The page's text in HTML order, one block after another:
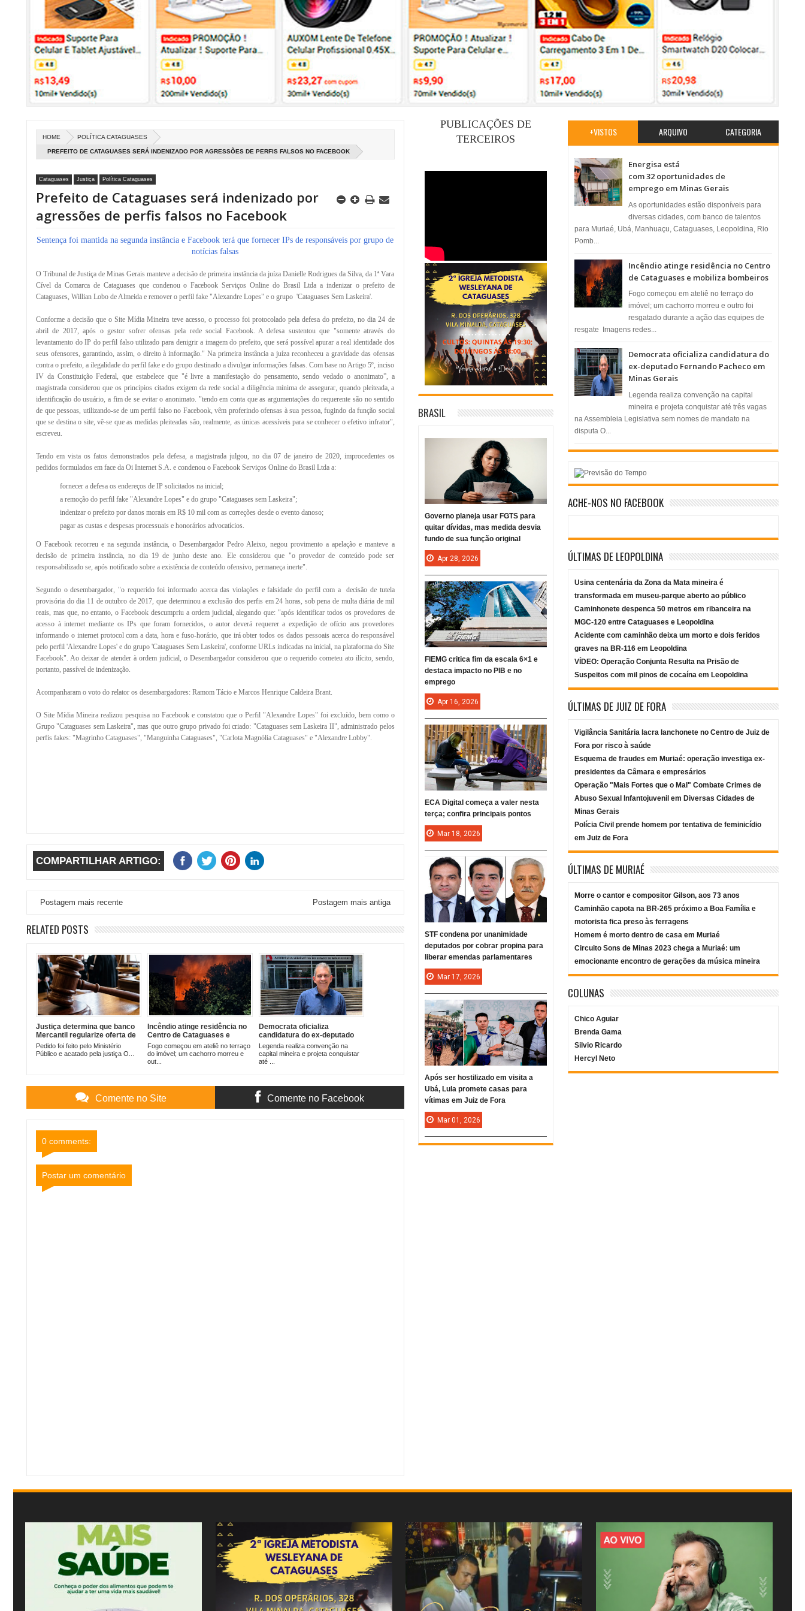
HOME POLÍTICA CATAGUASES
PREFEITO DE CATAGUASES SERÁ INDENIZADO POR AGRESSÕES DE PERFIS FALSOS NO FACEBOOK
Cataguases Justiça Política Cataguases
Prefeito de Cataguases será indenizado por
agressões de perfis falsos no Facebook
Sentença foi mantida na segunda instância e Facebook terá que fornecer IPs de responsáveis por grupo de
notícias falsas
O Tribunal de Justiça de Minas Gerais manteve a decisão de primeira instância da juíza Danielle Rodrigues da Silva, da 1ª Vara
Cível da Comarca de Cataguases que condenou oFacebook Serviços Online do Brasil Ltda a indenizar o prefeito de
Cataguases, Willian Lobo de Almeida e remover o perfil fake "Alexandre Lopes" e o grupo 'Cataguases Sem Laskeira'.
Conforme a decisão que o Site Mídia Mineira teve acesso, o processo foi protocolado pela defesa do prefeito, no dia 24 de
abril de 2017, após o gestor sofrer ofensas pela rede social Facebook. A defesa sustentou que "somente através do
levantamento do IP do perfil falso utilizado para denigrir a imagem do prefeito, que será possível apurar a real identidade dos
seus ofensores, garantindo, assim, o direito à informação." Na primeira instância a juíza reconheceu a gravidade das ofensas
contra o prefeito, a ilegalidade do perfil fake e do grupo destinado a divulgar informações falsas. Com base no Artigo 5º, inciso
IV da Constituição Federal, que estabelece que "é livre a manifestação do pensamento, sendo vedado o anonimato”, a
magistrada considerou que os princípios citados exigem da rede social a diligência mínima de assegurar, quando pleiteada, a
identificação do usuário, a fim de se evitar o anonimato. "tendo em conta que as argumentações do requerente são no sentido
de que pessoas, utilizando-se de um perfil falso no Facebook, vêm proferindo ofensas à sua pessoa, fugindo da função social
que se destina o site, vê-se que as medidas pleiteadas são, realmente, as únicas acessíveis para se conhecer o efetivo infrator",
escreveu.
Tendo em vista os fatos demonstrados pela defesa, a magistrada julgou, no dia 07 de janeiro de 2020, improcedentes os
pedidos formulados em face da Oi Internet S.A. e condenou o Facebook Serviços Online do Brasil Ltda a:
fornecer a defesa os endereços de IP solicitados na inicial;
a remoção do perfil fake "Alexandre Lopes" e do grupo "Cataguases sem Laskeira";
indenizar o prefeito por danos morais em R$ 10 mil com as correções desde o evento danoso;
pagar as custas e despesas processuais e honorários advocatícios.
O Facebook recorreu e na segunda instância, o Desembargador Pedro Aleixo, negou provimento a apelação e manteve a
decisão de primeira instância, no dia 19 de junho deste ano. Ele considerou que "o provedor de conteúdo pode ser
responsabilizado se, após notificado sobre a existência de conteúdo ofensivo, permaneça inerte".
Segundo o desembargador, "o requerido foi informado acerca das violações e falsidade do perfil com a decisão de tutela
provisória do dia 11 de outubro de 2017, que determinou a exclusão dos perfis em 24 horas, sob pena de multa diária de mil
reais, mas que, no entanto, o Facebook descumpriu a ordem judicial, alegando que: "após identificar todos os provedores de
acesso à internet mediante os IPs que foram fornecidos, o autor deverá requerer a expedição de ofício aos provedores
informando o internet protocol com a data, hora e fuso-horário, que irá obter todos os dados pessoais acerca do responsável
pelo perfil 'Alexandre Lopes' e do grupo 'Cataguases Sem Laskeira', conforme URLs indicadas na inicial, na plataforma do Site
Facebook". Ao deixar de atender à ordem judicial, o Desembargador considerou que o requerido cometeu ato ilícito, sendo,
portanto, passível de indenização.
Acompanharam o voto do relator os desembargadores: Ramom Tácio e Marcos Henrique Caldeira Brant.
O Site Mídia Mineira realizou pesquisa no Facebook e constatou que o Perfil "Alexandre Lopes" foi excluído, bem como o
Grupo "Cataguases sem Laskeira", mas que outro grupo privado foi criado: "Cataguases sem Laskeira II", administrado pelos
perfis fakes: "Magrinho Cataguases", "Manguinha Cataguases", "Carlota Magnólia Cataguases" e "Alexandre Lobby".
COMPARTILHAR ARTIGO:
Postagem mais recente Postagem mais antiga
RELATED POSTS
Justiça determina que banco
Mercantil regularize oferta de
contas sem tarifas para
beneficiários do INSS em
Pedido foi feito pelo Ministério
Público e acatado pela justiça O...
Incêndio atinge residência no
Centro de Cataguases e
mobiliza bombeiros
​Fogo começou em ateliê no terraço
do imóvel; um cachorro morreu e
out...
Democrata oficializa
candidatura do ex-deputado
Fernando Pacheco em Minas
Gerais
Legenda realiza convenção na
capital mineira e projeta conquistar
até ...
Comente no Site Comente no Facebook
0 comments:
Postar um comentário
+VISTOS ARQUIVO CATEGORIA
Energisa está
com 32 oportunidades de
emprego em Minas Gerais
As oportunidades estão disponíveis para
diversas cidades, com banco de talentos
para Muriaé, Ubá, Manhuaçu, Cataguases, Leopoldina, Rio
Pomb...
Incêndio atinge residência no Centro
de Cataguases e mobiliza bombeiros
​Fogo começou em ateliê no terraço do
imóvel; um cachorro morreu e outro foi
resgatado durante a ação das equipes de
resgate ​ Imagens redes...
Democrata oficializa candidatura do
ex-deputado Fernando Pacheco em
Minas Gerais
Legenda realiza convenção na capital
mineira e projeta conquistar até três vagas
na Assembleia Legislativa sem nomes de mandato na
disputa O...
ACHE-NOS NO FACEBOOK
ÚLTIMAS DE LEOPOLDINA
Usina centenária da Zona da Mata mineira é
transformada em museu-parque aberto ao público
Caminhonete despenca 50 metros em ribanceira na
MGC-120 entre Cataguases e Leopoldina
Acidente com caminhão deixa um morto e dois feridos
graves na BR-116 em Leopoldina
VÍDEO: Operação Conjunta Resulta na Prisão de
Suspeitos com mil pinos de cocaína em Leopoldina
ÚLTIMAS DE JUIZ DE FORA
Vigilância Sanitária lacra lanchonete no Centro de Juiz de
Fora por risco à saúde
Esquema de fraudes em Muriaé: operação investiga ex-
presidentes da Câmara e empresários
Operação "Mais Fortes que o Mal" Combate Crimes de
Abuso Sexual Infantojuvenil em Diversas Cidades de
Minas Gerais
Polícia Civil prende homem por tentativa de feminicídio
em Juiz de Fora
ÚLTIMAS DE MURIAÉ
Morre o cantor e compositor Gilson, aos 73 anos
Caminhão capota na BR-265 próximo a Boa Família e
motorista fica preso às ferragens
Homem é morto dentro de casa em Muriaé
Circuito Sons de Minas 2023 chega a Muriaé: um
emocionante encontro de gerações da música mineira
COLUNAS
Chico Aguiar
Brenda Gama
Silvio Ricardo
Hercyl Neto
PUBLICAÇÕES DE
TERCEIROS
BRASIL
Governo planeja usar FGTS para
quitar dívidas, mas medida desvia
fundo de sua função original
Apr 28, 2026
FIEMG critica fim da escala 6×1 e
destaca impacto no PIB e no
emprego
Apr 16, 2026
ECA Digital começa a valer nesta
terça; confira principais pontos
Mar 18, 2026
STF condena por unanimidade
deputados por cobrar propina para
liberar emendas parlamentares
Mar 17, 2026
Após ser hostilizado em visita a
Ubá, Lula promete casas para
vítimas em Juiz de Fora
Mar 01, 2026